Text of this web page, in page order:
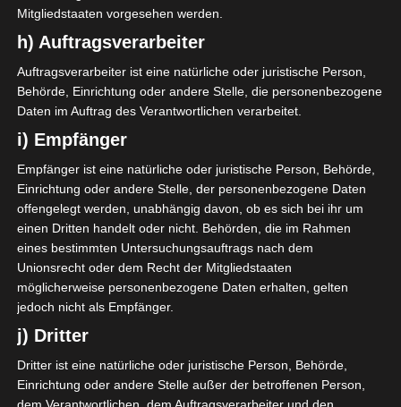
Ich finde ihre Wahl perfekt.
Zarten Blau- und Grüntönen
geben ihr später mehr Deko-
Spielraum und der Raum wirkt
nicht zu kühl.
Mitgliedstaaten vorgesehen werden.
h) Auftragsverarbeiter
Auftragsverarbeiter ist eine natürliche oder juristische Person,
Behörde, Einrichtung oder andere Stelle, die personenbezogene
Daten im Auftrag des Verantwortlichen verarbeitet.
i) Empfänger
Empfänger ist eine natürliche oder juristische Person, Behörde,
Einrichtung oder andere Stelle, der personenbezogene Daten
offengelegt werden, unabhängig davon, ob es sich bei ihr um
einen Dritten handelt oder nicht. Behörden, die im Rahmen
eines bestimmten Untersuchungsauftrags nach dem
Unionsrecht oder dem Recht der Mitgliedstaaten
möglicherweise personenbezogene Daten erhalten, gelten
jedoch nicht als Empfänger.
j) Dritter
Dritter ist eine natürliche oder juristische Person, Behörde,
Einrichtung oder andere Stelle außer der betroffenen Person,